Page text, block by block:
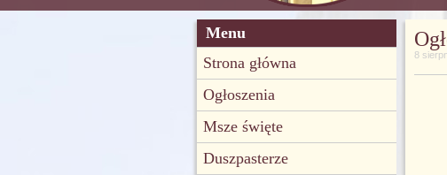
Menu
Strona główna
Ogłoszenia
Msze święte
Duszpasterze
8